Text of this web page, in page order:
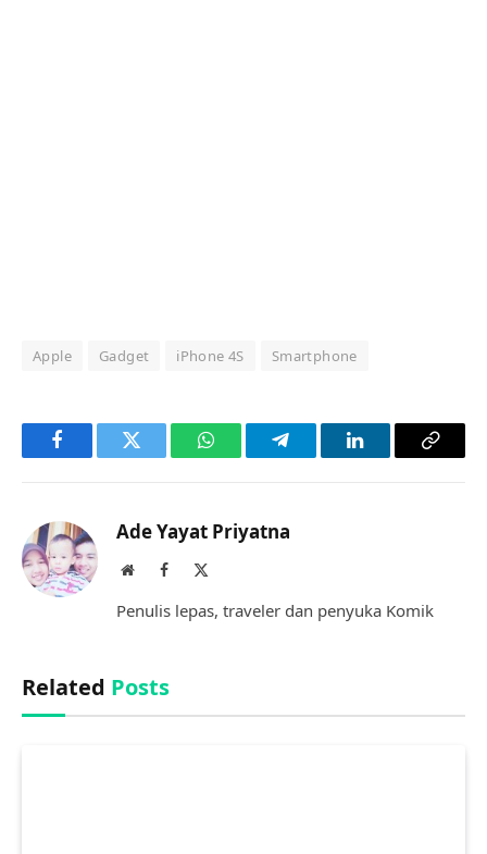
Apple Gadget iPhone 4S Smartphone
FacebookTwitter WhatsAppTelegramLinkedInCopy
Ade Yayat Priyatna
WebsiteFacebook
Penulis lepas, traveler dan penyuka Komik
Related Posts